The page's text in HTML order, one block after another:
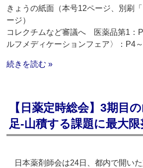
きょうの紙面（本号12ページ、別刷
ージ）
コレクチムなど審議へ 医薬品第1：
ルフメディケーションフェア〉：P4
続きを読む »
【日薬定時総会】3期目
足‐山積する課題に最大限
日本薬剤師会は24日、都内で開い